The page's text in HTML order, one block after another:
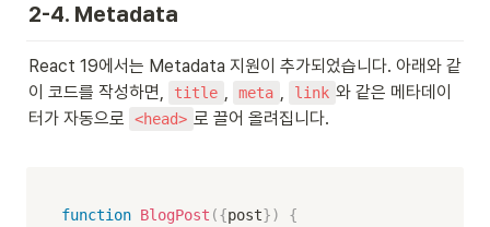
2-4. Metadata
React 19에서는 Metadata 지원이 추가되었습니다. 아래와 같
이 코드를 작성하면,
title , meta , link 와 같은 메타데이
터가 자동으로
<head> 로 끌어 올려집니다.
function BlogPost ({post})
{